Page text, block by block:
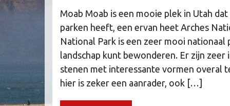
Moab Moab is een mooie plek in Utah
parken heeft, een ervan heet Arches
National Park is een zeer mooi nationaal
landschap kunt bewonderen. Er zijn
stenen met interessante vormen overal
hier is zeker een aanrader, ook […]